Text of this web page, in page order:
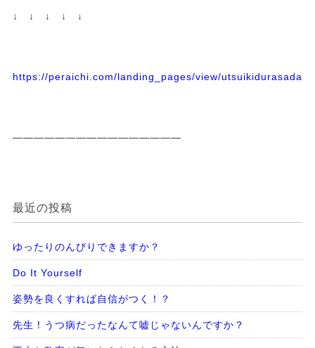
↓ ↓ ↓ ↓ ↓
https://peraichi.com/landing_pages/view/
————————————————
最近の投稿
ゆったりのんびりできますか？
Do It Yourself
姿勢を良くすれば自信がつく！？
先生！うつ病だったなんて嘘じゃないんですか？